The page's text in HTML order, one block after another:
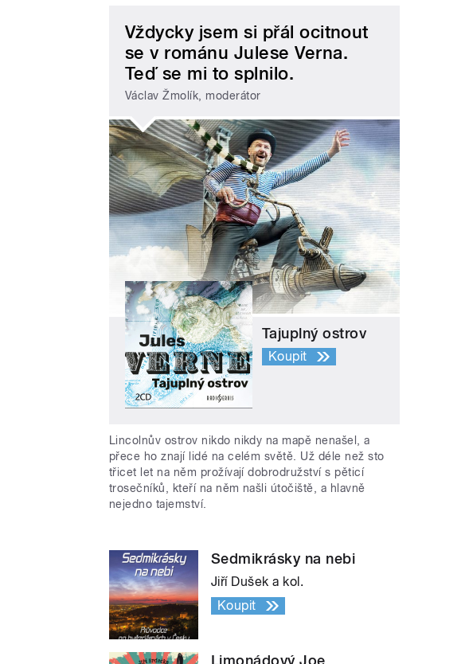
Vždycky jsem si přál ocitnout
se v románu Julese Verna.
Teď se mi to splnilo.
Václav Žmolík, moderátor
Tajuplný ostrov
Koupit
Lincolnův ostrov nikdo nikdy na mapě nenašel, a
přece ho znají lidé na celém světě. Už déle než sto
třicet let na něm prožívají dobrodružství s pěticí
trosečníků, kteří na něm našli útočiště, a hlavně
nejedno tajemství.
Sedmikrásky na nebi
Jiří Dušek a kol.
Koupit